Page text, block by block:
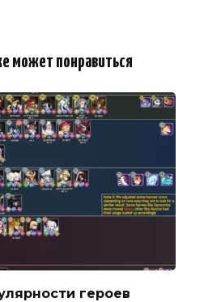
может понравиться
героев